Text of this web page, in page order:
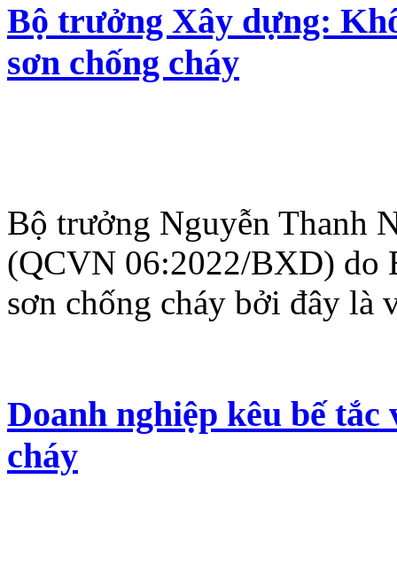
Bộ trưởng Xây dựng:
sơn chống cháy
Bộ trưởng Nguyễn Thanh
(QCVN 06:2022/BXD) do
sơn chống cháy bởi đây là
Doanh nghiệp kêu bế
cháy